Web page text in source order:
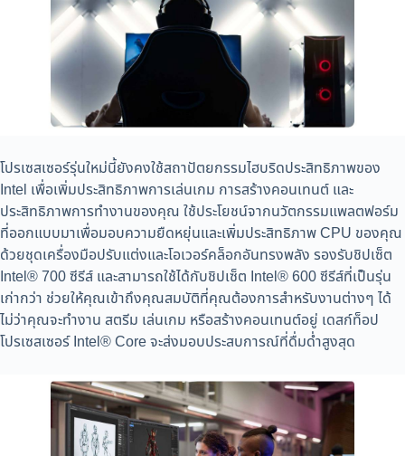
โปรเซสเซอร์รุ่นใหม่นี้ยังคงใช้สถาปัตยกรรมไฮบริดประสิทธิภาพของ
Intel เพื่อเพิ่มประสิทธิภาพการเล่นเกม การสร้างคอนเทนต์ และ
ประสิทธิภาพการทำงานของคุณ ใช้ประโยชน์จากนวัตกรรมแพลตฟอร์ม
ที่ออกแบบมาเพื่อมอบความยืดหยุ่นและเพิ่มประสิทธิภาพ CPU ของคุณ
ด้วยชุดเครื่องมือปรับแต่งและโอเวอร์คล็อกอันทรงพลัง รองรับชิปเซ็ต
Intel® 700 ซีรีส์ และสามารถใช้ได้กับชิปเซ็ต Intel® 600 ซีรีส์ที่เป็นรุ่น
เก่ากว่า ช่วยให้คุณเข้าถึงคุณสมบัติที่คุณต้องการสำหรับงานต่างๆ ได้
ไม่ว่าคุณจะทำงาน สตรีม เล่นเกม หรือสร้างคอนเทนต์อยู่ เดสก์ท็อป
โปรเซสเซอร์ Intel® Core จะส่งมอบประสบการณ์ที่ดื่มด่ำสูงสุด